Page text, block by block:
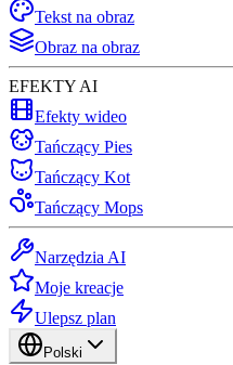
Tekst na obraz
Obraz na obraz
EFEKTY AI
Efekty wideo
Tańczący Pies
Tańczący Kot
Tańczący Mops
Narzędzia AI
Moje kreacje
Ulepsz plan
Polski